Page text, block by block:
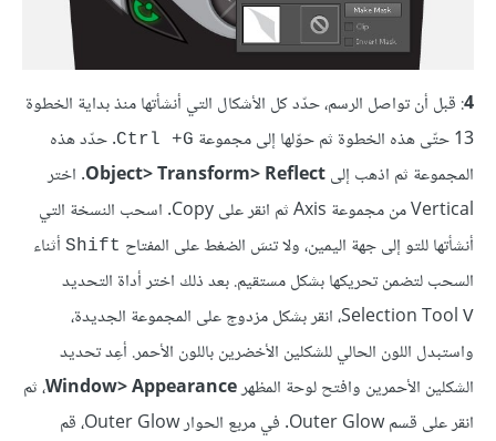
4: قبل أن تواصل الرسم، حدّد كل الأشكال التي أنشأتها منذ بداية الخطوة
13 حتّى هذه الخطوة ثم حوّلها إلى مجموعة
Ctrl +G. حدّد هذه
المجموعة ثم اذهب إلىObject> Transform> Reflect. اختر
Vertical من مجموعة Axis ثم انقر على Copy. اسحب النسخة التي
أنشأتها للتو إلى جهة اليمين، ولا تنسَ الضغط على المفتاح Shift أثناء
السحب لتضمن تحريكها بشكل مستقيم. بعد ذلك اختر أداة التحديد
Selection Tool V
، انقر بشكل مزدوج على المجموعة الجديدة،
واستبدل اللون الحالي للشكلين الأخضرين باللون الأحمر. أعِد تحديد
الشكلين الأحمرين وافتح لوحة المظهرWindow> Appearance، ثم
انقر على قسم Outer Glow. في مربع الحوار Outer Glow، قم